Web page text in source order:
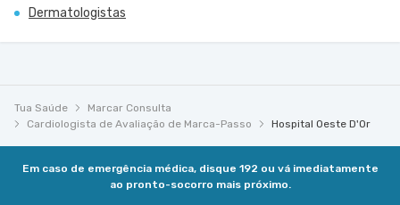
Dermatologistas
Tua Saúde
Marcar Consulta
Cardiologista de Avaliação de Marca-Passo
Hospital Oeste D'Or
Em caso de emergência médica, disque 192 ou vá imediatamente
ao pronto-socorro mais próximo.